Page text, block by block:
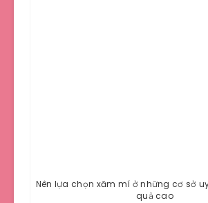
Nên lựa chọn xăm mí ở những cơ sở
quả cao